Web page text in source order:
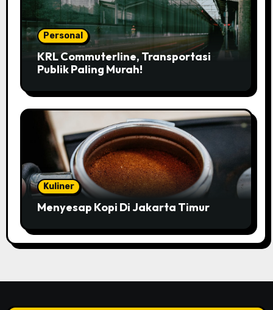
Personal
KRL Commuterline, Transportasi
Publik Paling Murah!
Kuliner
Menyesap Kopi Di Jakarta Timur